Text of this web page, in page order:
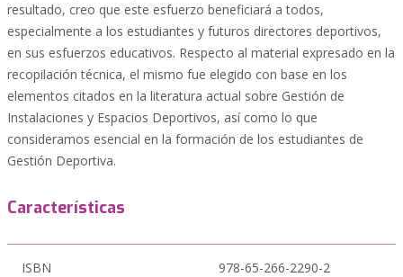
resultado, creo que este esfuerzo beneficiará a todos,
especialmente a los estudiantes y futuros directores deportivos,
en sus esfuerzos educativos. Respecto al material expresado en la
recopilación técnica, el mismo fue elegido con base en los
elementos citados en la literatura actual sobre Gestión de
Instalaciones y Espacios Deportivos, así como lo que
consideramos esencial en la formación de los estudiantes de
Gestión Deportiva.
Características
ISBN 978-65-266-2290-2